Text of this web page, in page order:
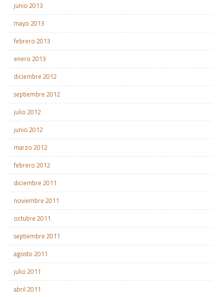
junio 2013
mayo 2013
febrero 2013
enero 2013
diciembre 2012
septiembre 2012
julio 2012
junio 2012
marzo 2012
febrero 2012
diciembre 2011
noviembre 2011
octubre 2011
septiembre 2011
agosto 2011
julio 2011
abril 2011